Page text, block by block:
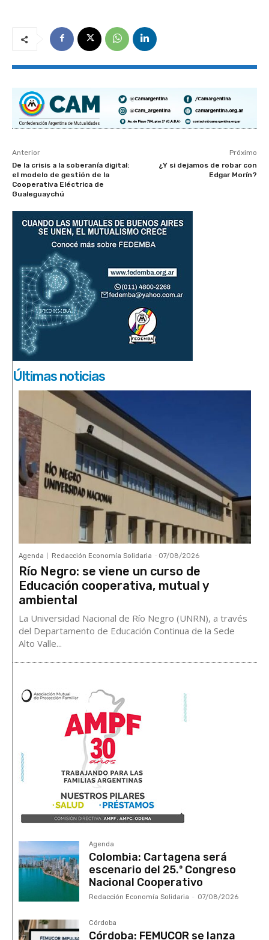
Anterior
De la crisis a la soberanía digital:
el modelo de gestión de la
Cooperativa Eléctrica de
Gualeguaychú
Próximo
¿Y si dejamos de robar con
Edgar Morín?
Últimas noticias
Agenda Redacción Economía Solidaria - 07/08/2026
Río Negro: se viene un curso de
Educación cooperativa, mutual y
ambiental
La Universidad Nacional de Río Negro (UNRN), a través
del Departamento de Educación Continua de la Sede
Alto Valle...
Agenda
Colombia: Cartagena será
escenario del 25.º Congreso
Nacional Cooperativo
Redacción Economía Solidaria - 07/08/2026
Córdoba
Córdoba: FEMUCOR se lanza